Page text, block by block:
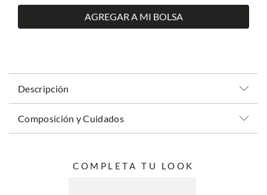
AGREGAR A MI BOLSA
Descripción
Composición y Cuidados
COMPLETA TU LOOK